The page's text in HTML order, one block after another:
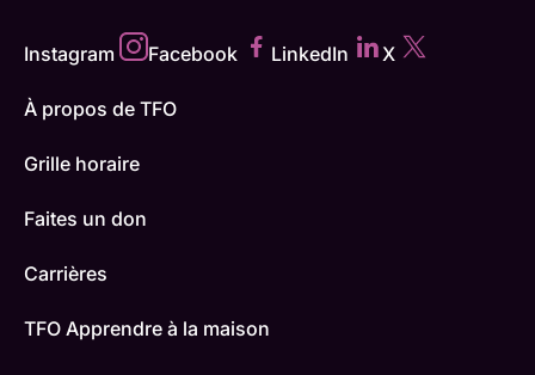
Instagram Facebook LinkedIn X
À propos de TFO
Grille horaire
Faites un don
Carrières
TFO Apprendre à la maison